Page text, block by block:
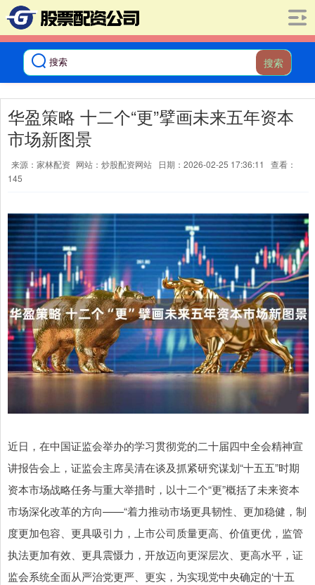
搜索
华盈策略 十二个“更”擘画未来五年资本
市场新图景
来源：家林配资 网站：炒股配资网站 日期：2026-02-25 17:36:11
查看：
145
近日，在中国证监会举办的学习贯彻党的二十届四中全会精神宣
讲报告会上，证监会主席吴清在谈及抓紧研究谋划“十五五”时期
资本市场战略任务与重大举措时，以十二个“更”概括了未来资本
市场深化改革的方向——“着力推动市场更具韧性、更加稳健，制
度更加包容、更具吸引力，上市公司质量更高、价值更优，监管
执法更加有效、更具震慑力，开放迈向更深层次、更高水平，证
监会系统全面从严治党更严、更实，为实现党中央确定的‘十五